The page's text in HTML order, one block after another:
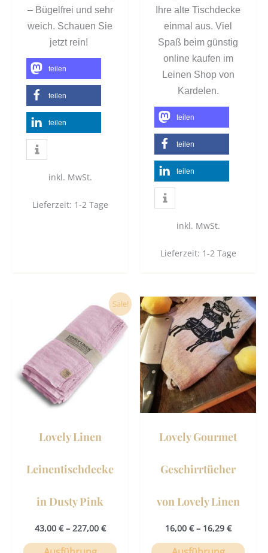
– Bügelfrei und sehr
weich. Schauen Sie
jetzt rein!
teilen
teilen
teilen
inkl. MwSt.
Lieferzeit: 1-2 Tage
Ihre alte Tischdecke
einmal aus. Viel
Spaß beim günstig
online kaufen im
Leinen Shop von
Kardelen.
teilen
teilen
teilen
inkl. MwSt.
Lieferzeit: 1-2 Tage
Sale!
Lovely Linen
Leinentischdecke
in Dusty Pink
43,00 €– 227,00 €
Dieses
Produkt
weist
mehrere
Varianten
Optionen
Produktseite
Lovely Gourmet
Geschirrtücher
von Lovely Linen
16,00 €– 16,29 €
weist
auf.
Die